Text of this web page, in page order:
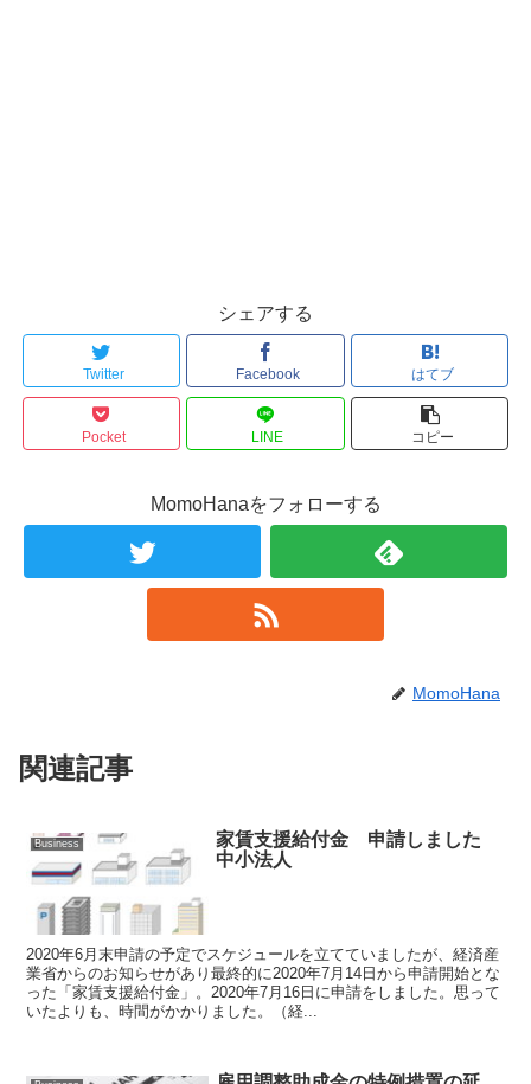
シェアする
Twitter Facebook はてブ
Pocket LINE コピー
MomoHanaをフォローする
MomoHana
関連記事
Business
家賃支援給付金 申請しました
中小法人
2020年6月末申請の予定でスケジュールを立てていましたが、経済産
業省からのお知らせがあり最終的に2020年7月14日から申請開始とな
った「家賃支援給付金」。2020年7月16日に申請をしました。思って
いたよりも、時間がかかりました。（経...